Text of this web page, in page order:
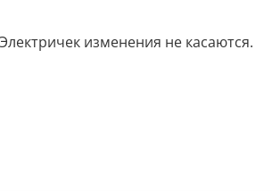
изменения не касаются.